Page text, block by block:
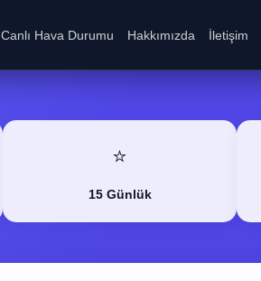
Canlı Hava Durumu Hakkımızda İletişim
⭐
15 Günlük